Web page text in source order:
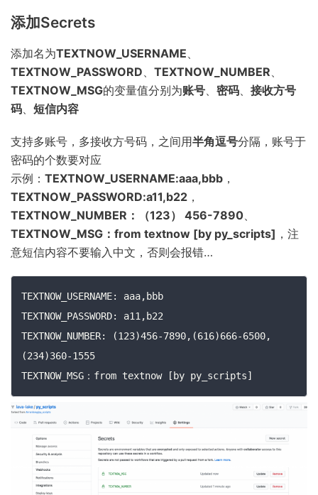
添加Secrets
添加名为TEXTNOW_USERNAME
TEXTNOW_PASSWORD
TEXTNOW_NUMBER
TEXTNOW_MSG的变量值分别为账号 密码
接收方号
码
短信内容
支持多账号，多接收方号码，之间用半角逗号分隔，账号于
密码的个数要对应
示例： TEXTNOW_USERNAME:aaa,bbb ，
TEXTNOW_PASSWORD:a11,b22 ，
TEXTNOW_NUMBER：（123） 456-7890
TEXTNOW_MSG：from textnow [by py_scripts] ，注
意短信内容不要输入中文，否则会报错…
TEXTNOW_USERNAME: aaa,bbb
TEXTNOW_PASSWORD: a11,b22
TEXTNOW_NUMBER: (123)456-7890,(616)666-6500,
(234)360-1555
TEXTNOW_MSG：from textnow [by py_scripts]